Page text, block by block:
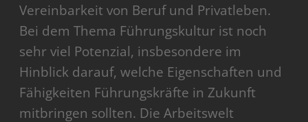
Vereinbarkeit von Beruf und Privatleben.
Bei dem Thema Führungskultur ist noch
sehr viel Potenzial, insbesondere im
Hinblick darauf, welche Eigenschaften und
Fähigkeiten Führungskräfte in Zukunft
mitbringen sollten. Die Arbeitswelt